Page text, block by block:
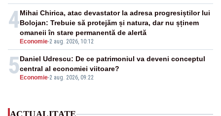
4
Economie-2 aug. 2026, 10:12
Mihai Chirica, atac devastator la adresa progresiștilor lui
Bolojan: Trebuie să protejăm și natura, dar nu șținem
omaneii în stare permanentă de alertă
5 Economie-2 aug. 2026, 09:22
Daniel Udrescu: De ce patrimoniul va deveni conceptul
central al economiei viitoare?